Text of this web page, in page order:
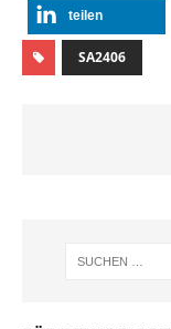
teilen
SA2406